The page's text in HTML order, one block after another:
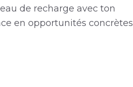
de recharge avec ton
en opportunités concrètes